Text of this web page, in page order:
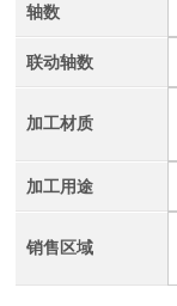
轴数
联动轴数
加工材质
加工用途
销售区域